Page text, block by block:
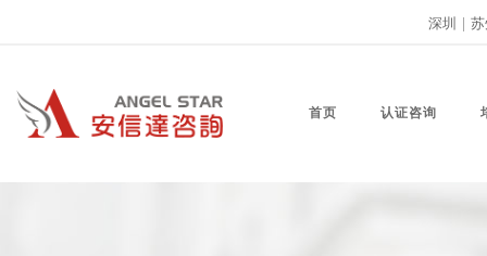
深圳 |
首页 认证咨询